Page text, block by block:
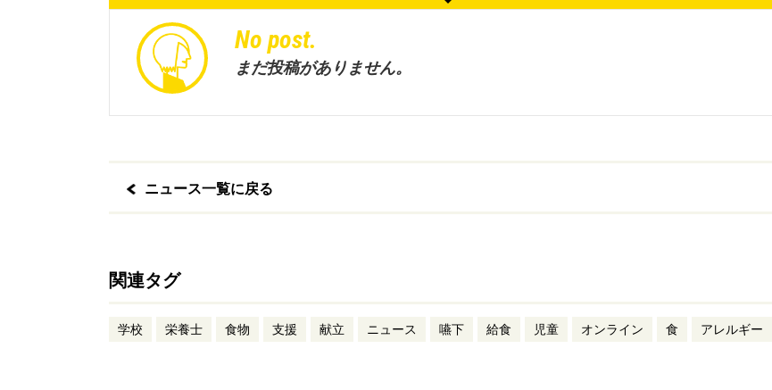
No post.
まだ投稿がありません。
ニュース一覧に戻る
関連タグ
学校 栄養士 食物 支援 献立 ニュース 嚥下 給食 児童 オンライン 食 アレルギー